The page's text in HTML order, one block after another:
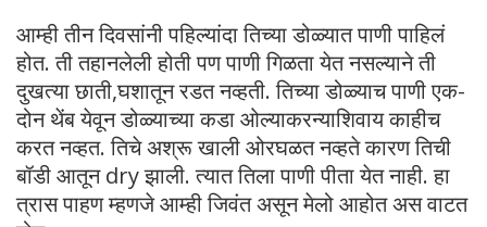
आम्ही तीन दिवसांनी पहिल्यांदा तिच्या डोळ्यात पाणी पाहिलं
होत. ती तहानलेली होती पण पाणी गिळता येत नसल्याने ती
दुखत्या छाती,घशातून रडत नव्हती. तिच्या डोळ्याच पाणी एक-
दोन थेंब येवून डोळ्याच्या कडा ओल्याकरन्याशिवाय काहीच
करत नव्हत. तिचे अश्रू खाली ओरघळत नव्हते कारण तिची
बॉडी आतून dry झाली. त्यात तिला पाणी पीता येत नाही. हा
त्रास पाहण म्हणजे आम्ही जिवंत असून मेलो आहोत अस वाटत